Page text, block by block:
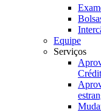
Equipe
Serviços